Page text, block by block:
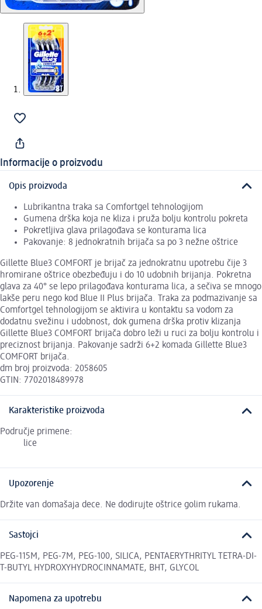
Informacije o proizvodu
Opis proizvoda
Lubrikantna traka sa Comfortgel tehnologijom
Gumena drška koja ne kliza i pruža bolju kontrolu pokreta
Pokretljiva glava prilagođava se konturama lica
Pakovanje: 8 jednokratnih brijača sa po 3 nežne oštrice
Gillette Blue3 COMFORT je brijač za jednokratnu upotrebu čije 3
hromirane oštrice obezbeđuju i do 10 udobnih brijanja. Pokretna
glava za 40° se lepo prilagođava konturama lica, a sečiva se mnogo
lakše peru nego kod Blue II Plus brijača. Traka za podmazivanje sa
Comfortgel tehnologijom se aktivira u kontaktu sa vodom za
dodatnu svežinu i udobnost, dok gumena drška protiv klizanja
Gillette Blue3 COMFORT brijača dobro leži u ruci za bolju kontrolu i
preciznost brijanja. Pakovanje sadrži 6+2 komada Gillette Blue3
COMFORT brijača.
dm broj proizvoda: 2058605
GTIN: 7702018489978
Karakteristike proizvoda
Područje primene:
lice
Upozorenje
Držite van domašaja dece. Ne dodirujte oštrice golim rukama.
Sastojci
PEG-115M, PEG-7M, PEG-100, SILICA, PENTAERYTHRITYL TETRA-DI-
T-BUTYL HYDROXYHYDROCINNAMATE, BHT, GLYCOL
Napomena za upotrebu